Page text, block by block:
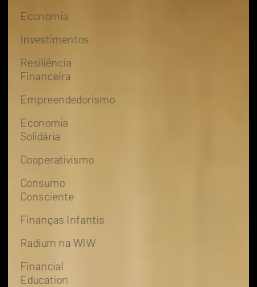
Economia
Investimentos
Resiliência
Financeira
Empreendedorismo
Economia
Solidária
Cooperativismo
Consumo
Consciente
Finanças Infantis
Radium na WIW
Financial
Education